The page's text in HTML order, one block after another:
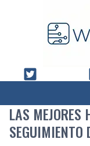
LAS MEJORES